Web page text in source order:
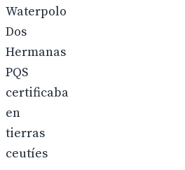
Waterpolo
Dos
Hermanas
PQS
certificaba
en
tierras
ceutíes